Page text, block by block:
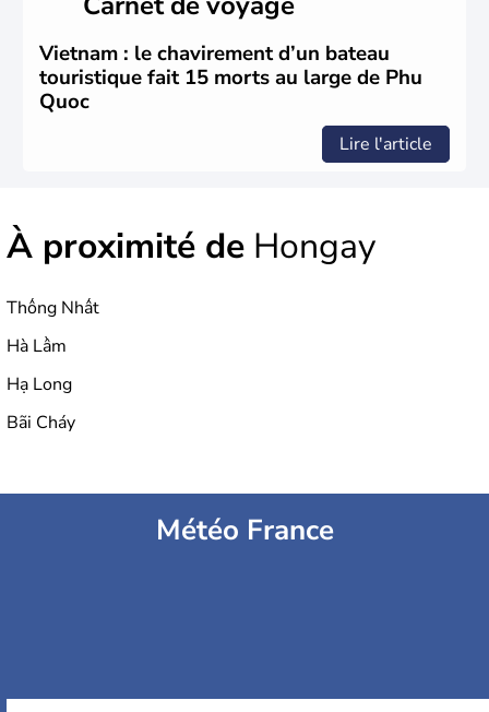
Vietnam : le chavirement d’un bateau
touristique fait 15 morts au large de Phu
Quoc
Lire l'article
À proximité de Hongay
Thống Nhất
Hà Lầm
Hạ Long
Bãi Cháy
Météo France